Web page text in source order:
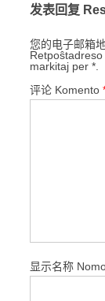
发表回复
您的电子邮箱
markitaj per *.
评论 Komento
显示名称